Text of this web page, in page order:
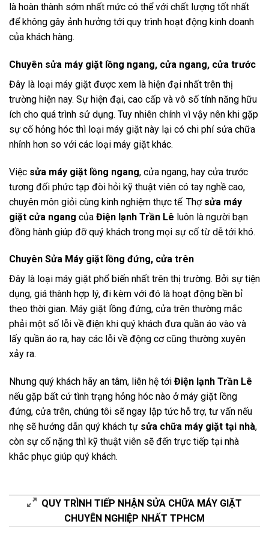
là hoàn thành sớm nhất mức có thể với chất lượng tốt nhất
để không gây ảnh hưởng tới quy trình hoạt động kinh doanh
của khách hàng.
Chuyên sửa máy giặt lồng ngang, cửa ngang, cửa trước
Đây là loại máy giặt được xem là hiện đại nhất trên thị
trường hiện nay. Sự hiện đại, cao cấp và vô số tính năng hữu
ích cho quá trình sử dụng. Tuy nhiên chính vì vậy nên khi gặp
sự cố hỏng hóc thì loại máy giặt này lại có chi phí sửa chữa
nhỉnh hơn so với các loại máy giặt khác.
Việc sửa máy giặt lồng ngang, cửa ngang, hay cửa trước
tương đối phức tạp đòi hỏi kỹ thuật viên có tay nghề cao,
chuyên môn giỏi cùng kinh nghiệm thực tế. Thợsửa máy
giặt cửa ngang của Điện lạnh Trần Lê luôn là người bạn
đồng hành giúp đỡ quý khách trong mọi sự cố từ dễ tới khó.
Chuyên Sửa Máy giặt lồng đứng, cửa trên
Đây là loại máy giặt phổ biến nhất trên thị trường. Bởi sự tiện
dụng, giá thành hợp lý, đi kèm với đó là hoạt động bền bỉ
theo thời gian. Máy giặt lồng đứng, cửa trên thường mắc
phải một số lỗi về điện khi quý khách đưa quần áo vào và
lấy quần áo ra, hay các lỗi về động cơ cũng thường xuyên
xảy ra.
Nhưng quý khách hãy an tâm, liên hệ tới Điện lạnh Trần Lê
nếu gặp bất cứ tình trạng hỏng hóc nào ở máy giặt lồng
đứng, cửa trên, chúng tôi sẽ ngay lập tức hỗ trợ, tư vấn nếu
nhẹ sẽ hướng dẫn quý khách tự sửa chữa máy giặt tại nhà,
còn sự cố nặng thì kỹ thuật viên sẽ đến trực tiếp tại nhà
khắc phục giúp quý khách.
QUY TRÌNH TIẾP NHẬN SỬA CHỮA MÁY GIẶT
CHUYÊN NGHIỆP NHẤT TPHCM